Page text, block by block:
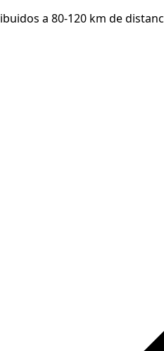
a 80-120 km de